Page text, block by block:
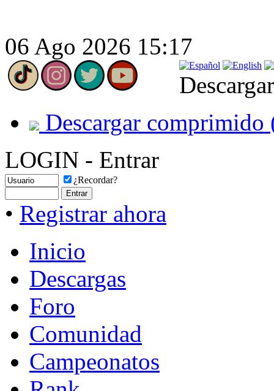
06 Ago 2026 15:17
Descargar comprimido
LOGIN - Entrar
¿Recordar?
• Registrar ahora
Inicio
Descargas
Foro
Comunidad
Campeonatos